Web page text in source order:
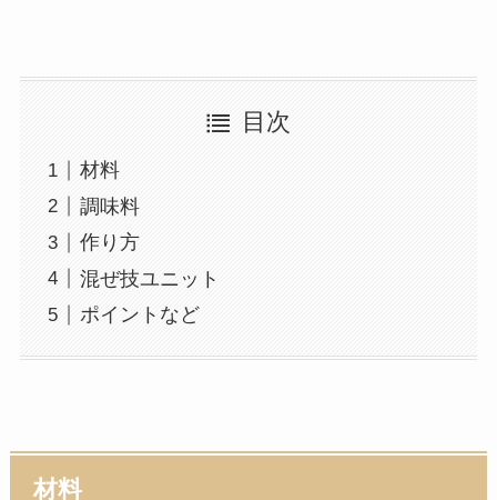
目次
材料
調味料
作り方
混ぜ技ユニット
ポイントなど
材料